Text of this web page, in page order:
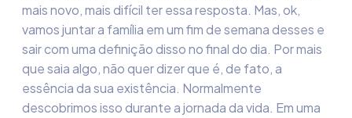
mais novo, mais difícil ter essa resposta. Mas, ok,
vamos juntar a família em um fim de semana desses e
sair com uma definição disso no final do dia. Por mais
que saia algo, não quer dizer que é, de fato, a
essência da sua existência. Normalmente
descobrimos isso durante a jornada da vida. Em uma